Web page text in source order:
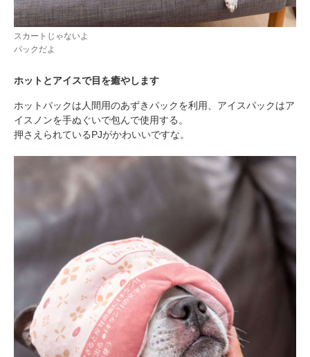
スカートじゃないよ
パックだよ
ホットとアイスで目を癒やします
ホットパックは人間用のあずきパックを利用、アイスパックはア
イスノンを手ぬぐいで包んで使用する。
押さえられているPJがかわいいですな。
アプリをダウンロードする